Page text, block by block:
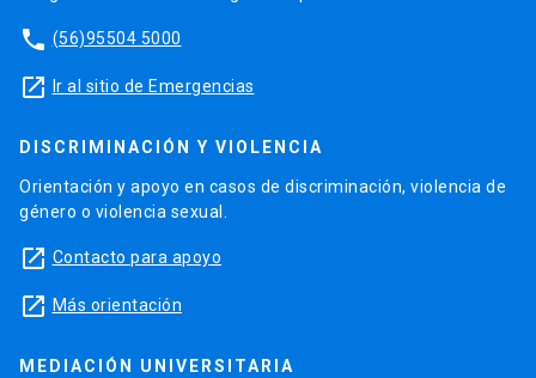
phone (56)95504 5000
launch Ir al sitio de Emergencias
DISCRIMINACIÓN Y VIOLENCIA
Orientación y apoyo en casos de discriminación, violencia de
género o violencia sexual.
launch Contacto para apoyo
launch Más orientación
MEDIACIÓN UNIVERSITARIA